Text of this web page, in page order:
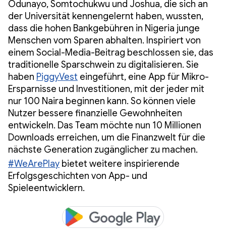
Odunayo, Somtochukwu und Joshua, die sich an
der Universität kennengelernt haben, wussten,
dass die hohen Bankgebühren in Nigeria junge
Menschen vom Sparen abhalten. Inspiriert von
einem Social-Media-Beitrag beschlossen sie, das
traditionelle Sparschwein zu digitalisieren. Sie
haben PiggyVest eingeführt, eine App für Mikro-
Ersparnisse und Investitionen, mit der jeder mit
nur 100 Naira beginnen kann. So können viele
Nutzer bessere finanzielle Gewohnheiten
entwickeln. Das Team möchte nun 10 Millionen
Downloads erreichen, um die Finanzwelt für die
nächste Generation zugänglicher zu machen.
#WeArePlay bietet weitere inspirierende
Erfolgsgeschichten von App- und
Spieleentwicklern.